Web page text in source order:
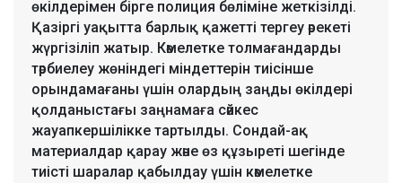
өкілдерімен бірге полиция бөліміне жеткізілді.
Қазіргі уақытта барлық қажетті тергеу әрекеті
жүргізіліп жатыр. Кәмелетке толмағандарды
тәрбиелеу жөніндегі міндеттерін тиісінше
орындамағаны үшін олардың заңды өкілдері
қолданыстағы заңнамаға сәйкес
жауапкершілікке тартылды. Сондай-ақ
материалдар қарау және өз құзыреті шегінде
тиісті шаралар қабылдау үшін кәмелетке